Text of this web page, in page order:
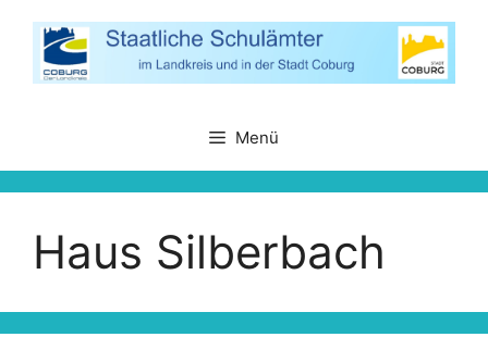
Inhalt
springen
Menü
Haus Silberbach